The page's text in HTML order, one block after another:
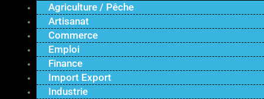
Agriculture / Pêche
Artisanat
Commerce
Emploi
Finance
Import Export
Industrie